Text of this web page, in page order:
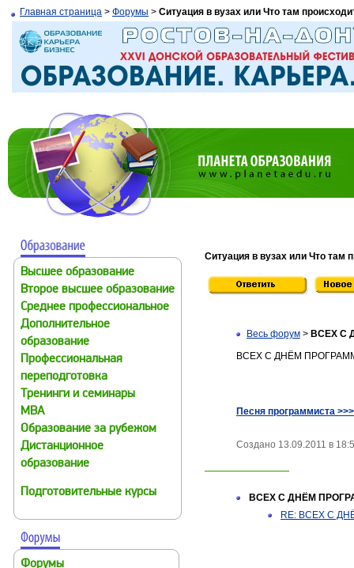
Главная страница > Форумы > Ситуация в вузах или Что там
Высшее образование
Второе высшее образование
Среднее профессиональное
Дополнительное
образование
Профессиональная
переподготовка
Тренинги и семинары
MBA
Образование за рубежом
Дистанционное
образование
Подготовительные курсы
Форумы
Ситуация в вузах или Что там
Весь форум > ВСЕХ С
ВСЕХ С ДНЁМ
Песня программиста
Создано 13.09.2011 в
ВСЕХ С ДНЁМ
RE: ВСЕХ С